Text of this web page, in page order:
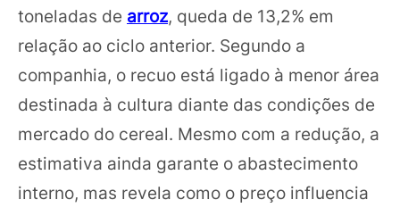
toneladas de arroz, queda de 13,2% em
relação ao ciclo anterior. Segundo a
companhia, o recuo está ligado à menor área
destinada à cultura diante das condições de
mercado do cereal. Mesmo com a redução, a
estimativa ainda garante o abastecimento
interno, mas revela como o preço influencia